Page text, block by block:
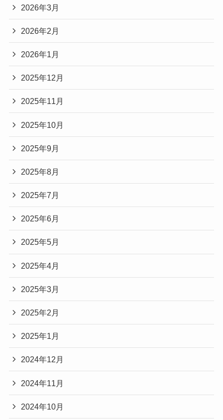
2026年3月
2026年2月
2026年1月
2025年12月
2025年11月
2025年10月
2025年9月
2025年8月
2025年7月
2025年6月
2025年5月
2025年4月
2025年3月
2025年2月
2025年1月
2024年12月
2024年11月
2024年10月